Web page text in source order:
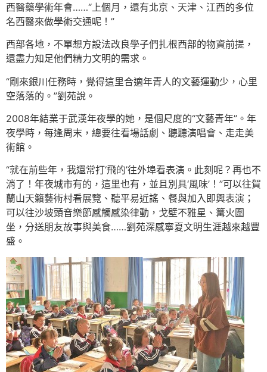
西醫藥學術年會……“上個月，還有北京、天津、江西的多位
名西醫來做學術交通呢！”
西部各地，不單想方設法改良學子們扎根西部的物資前提，
還盡力知足他們精力文明的需求。
“剛來銀川任務時，覺得這里合適年青人的文藝運動少，心里
空落落的。”劉苑說。
2008年結業于武漢年夜學的她，是個尺度的“文藝青年”。年
夜學時，每逢周末，總要往看場話劇、聽聽演唱會、走走美
術館。
“就在前些年，我還常打‘飛的’往外埠看表演。此刻呢？再也不
消了！年夜城市有的，這里也有，並且別具‘風味’！”可以往賀
蘭山天籟藝術村看展覽、聽平易近謠、餐與加入即興表演；
可以往沙坡頭音樂節感觸感染律動，戈壁不雅星、篝火圍
坐，分送朋友故事與美食……劉苑深感寧夏文明生涯越來越豐
盛。